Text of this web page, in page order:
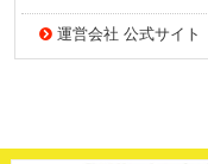
運営会社 公式サイト